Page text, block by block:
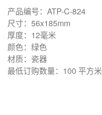
产品编号：ATP-C-824
尺寸：56x185mm
厚度：12毫米
颜色：绿色
材质：瓷器
最低订购数量：100 平方米